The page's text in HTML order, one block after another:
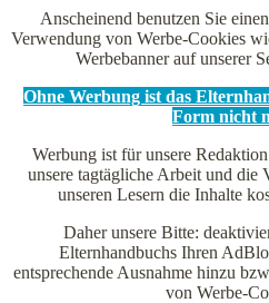
Anscheinend benutzen Sie
Verwendung von Werbe-Cookies
Werbebanner auf unserer
Ohne Werbung ist das
Form nicht
Werbung ist für unsere
unsere tagtägliche Arbeit und die
unseren Lesern die Inhalte
Daher unsere Bitte:
Elternhandbuchs Ihren
entsprechende Ausnahme hinzu
von Werbe-